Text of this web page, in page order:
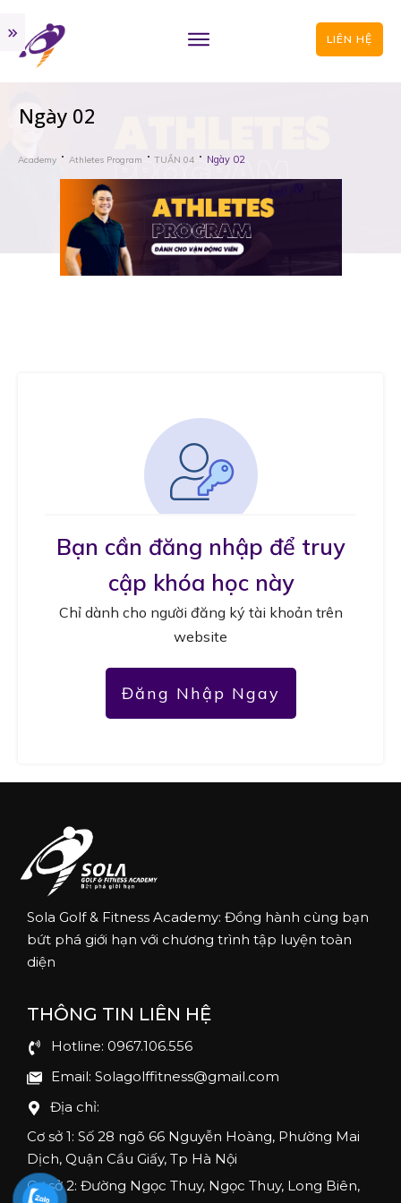
LIÊN HỆ
Ngày 02
Academy Athletes Program TUẦN 04 Ngày 02
Bạn cần đăng nhập để truy
cập khóa học này
Chỉ dành cho người đăng ký tài khoản trên
website
Đăng Nhập Ngay
Sola Golf & Fitness Academy: Đồng hành cùng bạn
bứt phá giới hạn với chương trình tập luyện toàn
diện
THÔNG TIN LIÊN HỆ
Hotline: 0967.106.556
Email: Solagolffitness@gmail.com
Địa chỉ:
Cơ sở 1: Số 28 ngõ 66 Nguyễn Hoàng, Phường Mai
Dịch, Quận Cầu Giấy, Tp Hà Nội
Cơ sở 2: Đường Ngọc Thuy, Ngọc Thuy, Long Biên,